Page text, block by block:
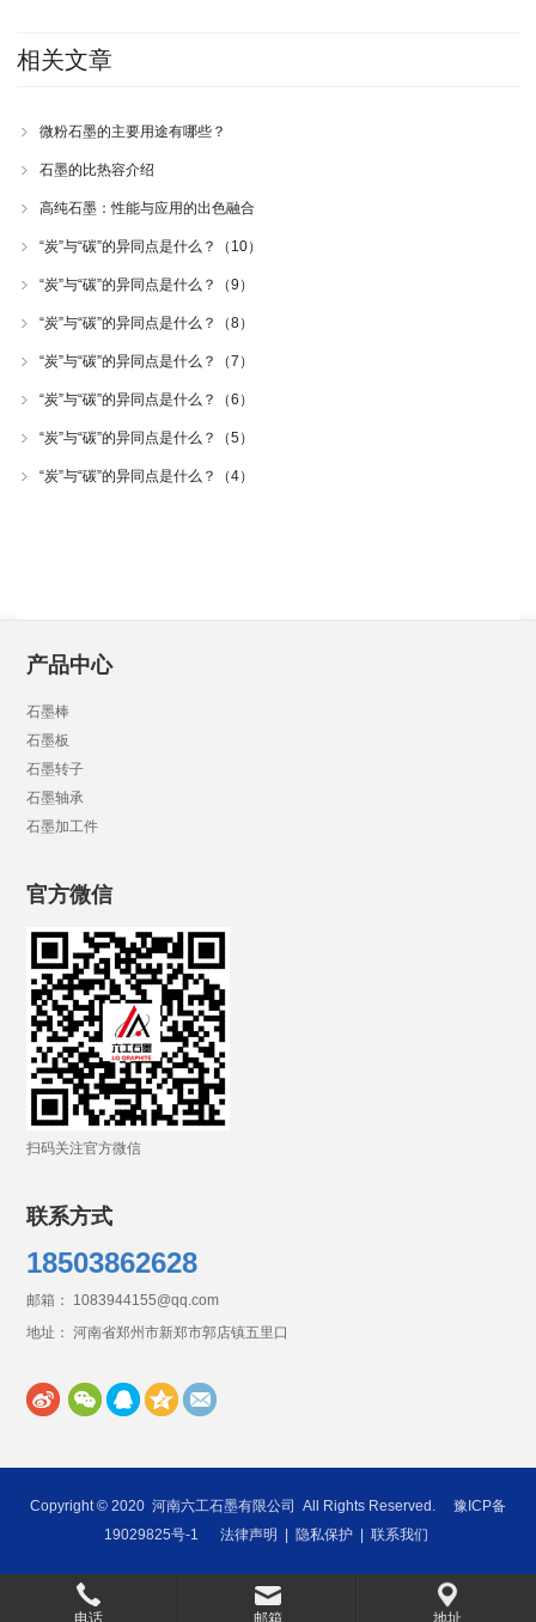
相关文章
微粉石墨的主要用途有哪些？
石墨的比热容介绍
高纯石墨：性能与应用的出色融合
“炭”与“碳”的异同点是什么？（10）
“炭”与“碳”的异同点是什么？（9）
“炭”与“碳”的异同点是什么？（8）
“炭”与“碳”的异同点是什么？（7）
“炭”与“碳”的异同点是什么？（6）
“炭”与“碳”的异同点是什么？（5）
“炭”与“碳”的异同点是什么？（4）
产品中心
石墨棒
石墨板
石墨转子
石墨轴承
石墨加工件
官方微信
扫码关注官方微信
联系方式
18503862628
邮箱： 1083944155@qq.com
地址： 河南省郑州市新郑市郭店镇五里口
Copyright © 2020 河南六工石墨有限公司 All Rights Reserved.
豫ICP备
19029825号-1
法律声明 隐私保护 联系我们
电话 邮箱 地址